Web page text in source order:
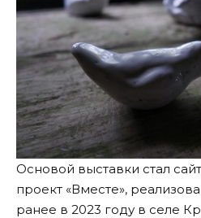
Основой выставки стал
проект «Вместе»,
ранее в 2023 году в селе